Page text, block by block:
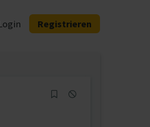
Registrieren